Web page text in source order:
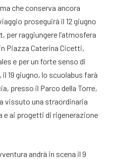
che conserva ancora
proseguirà il 12 giugno
raggiungere l’atmosfera
Piazza Caterina Cicetti,
e per un forte senso di
19 giugno, lo scuolabus farà
presso il Parco della Torre,
vissuto una straordinaria
e ai progetti di rigenerazione
andrà in scena il 9